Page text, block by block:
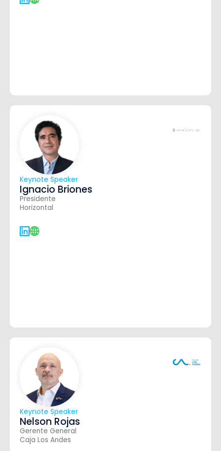
Keynote Speaker
Ignacio Briones
Presidente
Horizontal
Keynote Speaker
Nelson Rojas
Gerente General
Caja Los Andes